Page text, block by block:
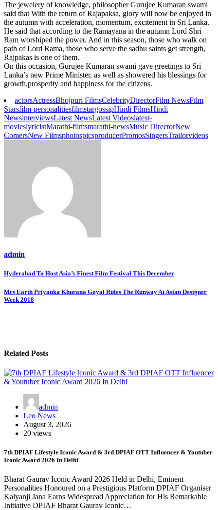
The jewelery of knowledge, philosopher Gurujee Kumaran swami
said that With the return of Rajapaksa, glory will now be enjoyed in
the autumn with acceleration, momentum, excitement in Sri Lanka.
He said that according to the Ramayana in the autumn Lord Shri
Ram worshiped the power. And in this season, those who walk on
path of Lord Rama, those who serve the sadhu saints get strength,
Rajpakas is one of them.
On this occasion, Gurujee Kumaran swami gave greetings to Sri
Lanka’s new Prime Minister, as well as showered his blessings for
growth,prosperity and happiness for the citizens.
actorsActressBhojpuri FilmsCelebrityDirectorFilm NewsFilm
Starsfilm-personalitiesfilmstargossipHindi FilmsHindi
NewsinterviewsLatest NewsLatest Videoslatest-
movieslyricistMarathi-filmsmarathi-newsMusic DirectorNew
ComersNew FilmsphotospicsproducerPromosSingersTrailorvideos
admin
Post
navigation
Hyderabad To Host Asia’s Finest Film Festival This December
Mrs Earth Priyanka Khurana Goyal Rules The Runway At Asian Designer
Week 2018
Related Posts
admin
Leo News
August 3, 2026
20 views
7th DPIAF Lifestyle Iconic Award & 3rd DPIAF OTT Influencer & Youtuber
Iconic Award 2026 In Delhi
Bharat Gaurav Iconic Award 2026 Held in Delhi, Eminent
Personalities Honoured on a Prestigious Platform DPIAF Organiser
Kalyanji Jana Earns Widespread Appreciation for His Remarkable
Initiative DPIAF Bharat Gaurav Iconic…